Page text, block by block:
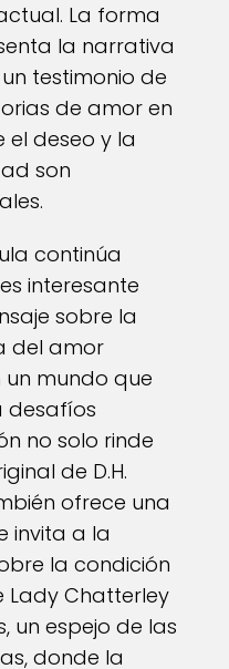
La forma
la narrativa
testimonio de
de amor en
el deseo y la
son
continúa
interesante
sobre la
del amor
mundo que
desafíos
no solo rinde
de D.H.
ofrece una
invita a la
la condición
Lady Chatterley
un espejo de las
donde la